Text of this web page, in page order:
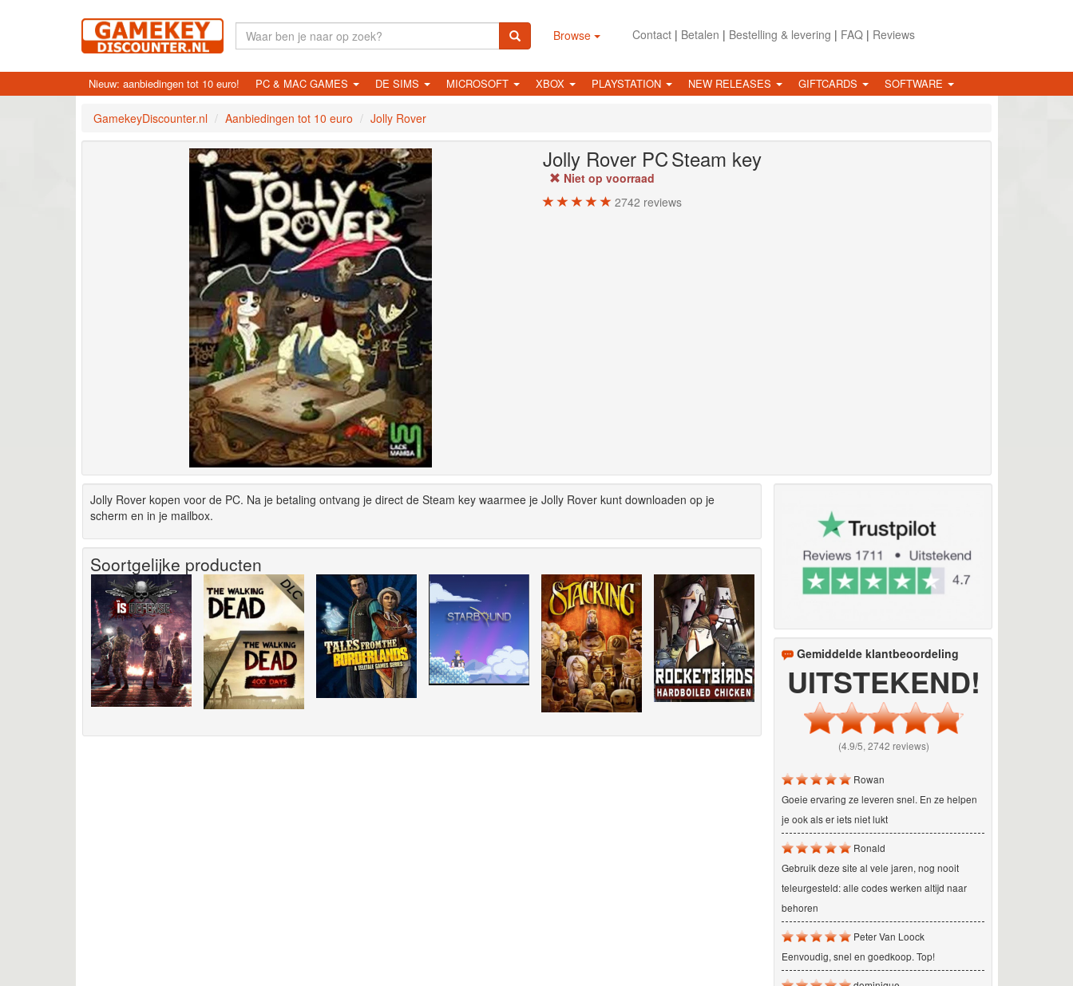
Browse Contact| Betalen | Bestelling & levering | FAQ| Reviews
Nieuw: aanbiedingen tot 10 euro! PC & MAC GAMES DE SIMS MICROSOFT XBOX PLAYSTATION NEW RELEASES GIFTCARDS SOFTWARE
GamekeyDiscounter.nl Aanbiedingen tot 10 euro Jolly Rover
Jolly Rover PCSteam key
Niet op voorraad
2742 reviews
Jolly Rover kopen voor de PC. Na je betaling ontvang je direct de Steam key waarmee je Jolly Rover kunt downloaden op je
scherm en in je mailbox.
Soortgelijke producten
Gemiddelde klantbeoordeling
UITSTEKEND!
(4.9/5, 2742 reviews)
Rowan
Goeie ervaring ze leveren snel. En ze helpen
je ook als er iets niet lukt
Ronald
Gebruik deze site al vele jaren, nog nooit
teleurgesteld: alle codes werken altijd naar
behoren
Peter Van Loock
Eenvoudig, snel en goedkoop. Top!